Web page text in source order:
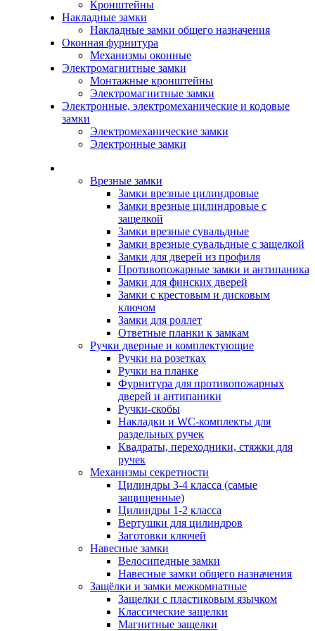
Кронштейны
Накладные замки
Накладные замки общего назначения
Оконная фурнитура
Механизмы оконные
Электромагнитные замки
Монтажные кронштейны
Электромагнитные замки
Электронные, электромеханические и кодовые
замки
Электромеханические замки
Электронные замки
Врезные замки
Замки врезные цилиндровые
Замки врезные цилиндровые с
защелкой
Замки врезные сувальдные
Замки врезные сувальдные с защелкой
Замки для дверей из профиля
Противопожарные замки и антипаника
Замки для финских дверей
Замки с крестовым и дисковым
ключом
Замки для роллет
Ответные планки к замкам
Ручки дверные и комплектующие
Ручки на розетках
Ручки на планке
Фурнитура для противопожарных
дверей и антипаники
Ручки-скобы
Накладки и WC-комплекты для
раздельных ручек
Квадраты, переходники, стяжки для
ручек
Механизмы секретности
Цилиндры 3-4 класса (самые
защищенные)
Цилиндры 1-2 класса
Вертушки для цилиндров
Заготовки ключей
Навесные замки
Велосипедные замки
Навесные замки общего назначения
Защёлки и замки межкомнатные
Защелки с пластиковым язычком
Классические защелки
Магнитные защелки